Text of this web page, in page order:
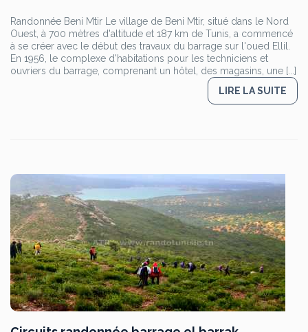
Randonnée Beni Mtir Le village de Beni Mtir, situé dans le Nord
Ouest, à 700 mètres d'altitude et 187 km de Tunis, a commencé
à se créer avec le début des travaux du barrage sur l'oued Ellil.
En 1956, le complexe d'habitations pour les techniciens et
ouvriers du barrage, comprenant un hôtel, des magasins, une [...]
LIRE LA SUITE